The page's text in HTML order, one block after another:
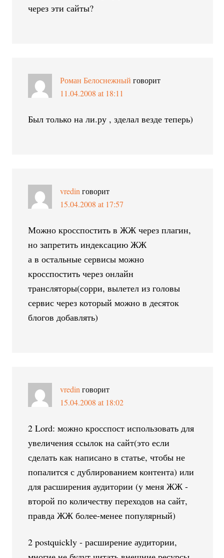
через эти сайты?
Роман Белоснежный говорит
11.04.2008 at 18:11
Был только на ли.ру , зделал везде теперь)
vredin говорит
15.04.2008 at 17:57
Можно кросспостить в ЖЖ через плагин,
но запретить индексацию ЖЖ
а в остальные сервисы можно
кросспостить через онлайн
трансляторы(сорри, вылетел из головы
сервис через который можно в десяток
блогов добавлять)
vredin говорит
15.04.2008 at 18:02
2 Lord: можно кросспост использовать для
увеличения ссылок на сайт(это если
сделать как написано в статье, чтобы не
попалится с дублированием контента) или
для расширения аудитории (у меня ЖЖ -
второй по количеству переходов на сайт,
правда ЖЖ более-менее популярный)
2 postquickly - расширение аудитории,